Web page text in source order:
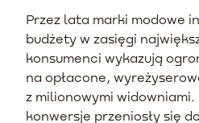
Przez lata marki modowe
budżety w zasięgi
konsumenci wykazują
na opłacone,
z milionowymi widowniami.
konwersje przeniosły się